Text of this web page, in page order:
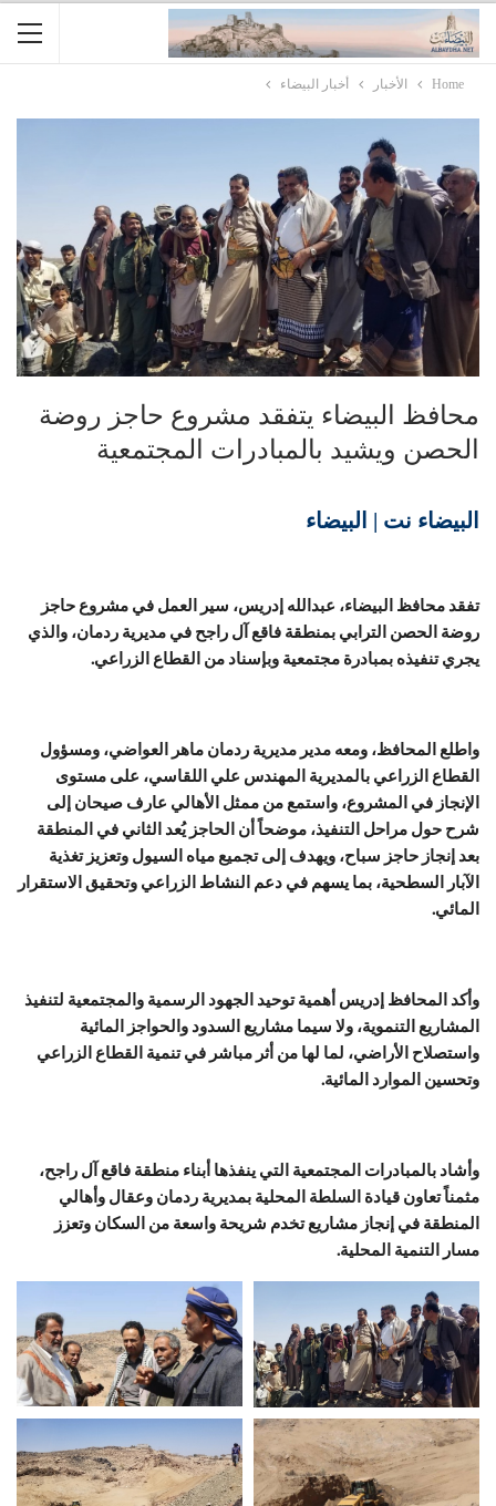
Home الأخبار أخبار البيضاء
محافظ البيضاء يتفقد مشروع حاجز روضة
الحصن ويشيد بالمبادرات المجتمعية
البيضاء نت | البيضاء
تفقد محافظ البيضاء، عبدالله إدريس، سير العمل في مشروع حاجز
روضة الحصن الترابي بمنطقة فاقع آل راجح في مديرية ردمان، والذي
يجري تنفيذه بمبادرة مجتمعية وبإسناد من القطاع الزراعي.
واطلع المحافظ، ومعه مدير مديرية ردمان ماهر العواضي، ومسؤول
القطاع الزراعي بالمديرية المهندس علي اللقاسي، على مستوى
الإنجاز في المشروع، واستمع من ممثل الأهالي عارف صيحان إلى
شرح حول مراحل التنفيذ، موضحاً أن الحاجز يُعد الثاني في المنطقة
بعد إنجاز حاجز سباح، ويهدف إلى تجميع مياه السيول وتعزيز تغذية
الآبار السطحية، بما يسهم في دعم النشاط الزراعي وتحقيق الاستقرار
المائي.
وأكد المحافظ إدريس أهمية توحيد الجهود الرسمية والمجتمعية لتنفيذ
المشاريع التنموية، ولا سيما مشاريع السدود والحواجز المائية
واستصلاح الأراضي، لما لها من أثر مباشر في تنمية القطاع الزراعي
وتحسين الموارد المائية.
وأشاد بالمبادرات المجتمعية التي ينفذها أبناء منطقة فاقع آل راجح،
مثمناً تعاون قيادة السلطة المحلية بمديرية ردمان وعقال وأهالي
المنطقة في إنجاز مشاريع تخدم شريحة واسعة من السكان وتعزز
مسار التنمية المحلية.